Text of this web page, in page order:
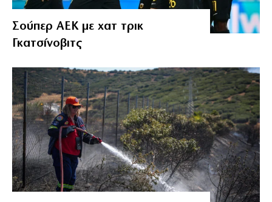
Σούπερ ΑΕΚ με χατ τρικ
Γκατσίνοβιτς